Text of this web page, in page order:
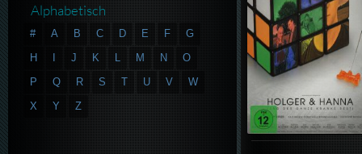
Alphabetisch
# A B C D E F
G
H
J K L M N
O
P
Q R S T U V
W
X
Y Z